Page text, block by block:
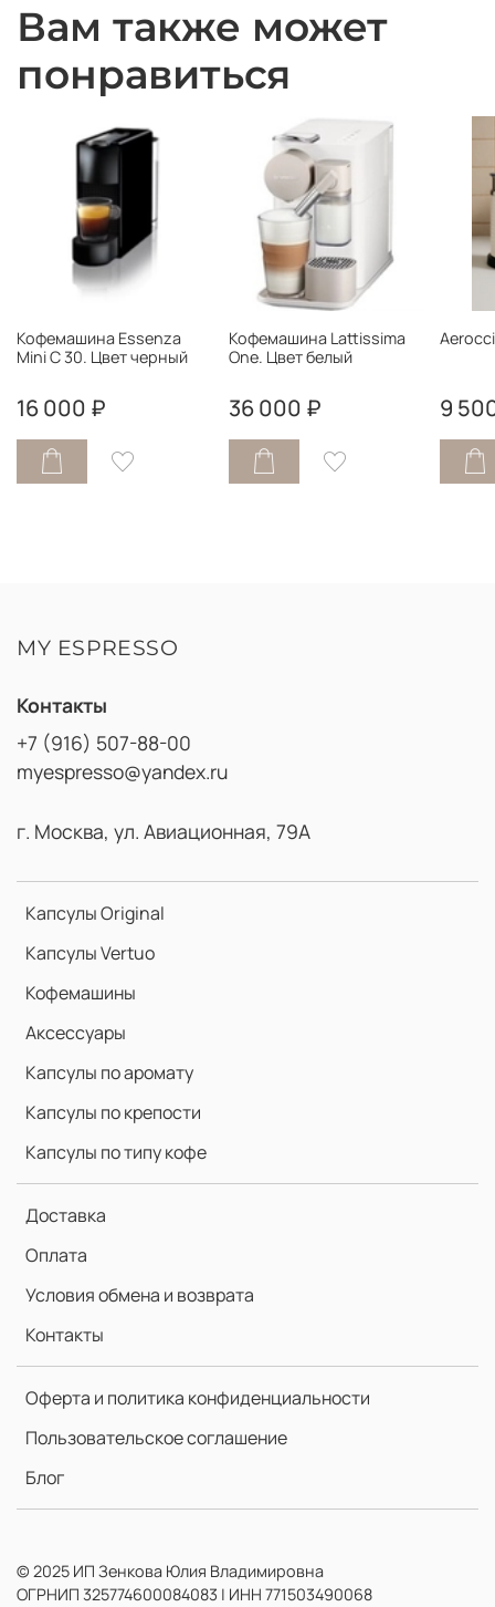
Вам также может
понравиться
Кофемашина Essenza
Mini C 30. Цвет черный
16 000 ₽
Кофемашина Lattissima
One. Цвет белый
36 000 ₽ 9
MY ESPRESSO
Капсулы Original
Капсулы Vertuo
Кофемашины
Аксессуары
Капсулы по аромату
Капсулы по крепости
Капсулы по типу кофе
Доставка
Оплата
Условия обмена и возврата
Контакты
Оферта и политика конфиденциальности
Пользовательское соглашение
Блог
Контакты
+7 (916) 507-88-00
myespresso@yandex.ru
г. Москва, ул. Авиационная, 79А
© 2025 ИП Зенкова Юлия Владимировна
ОГРНИП 325774600084083 | ИНН 771503490068